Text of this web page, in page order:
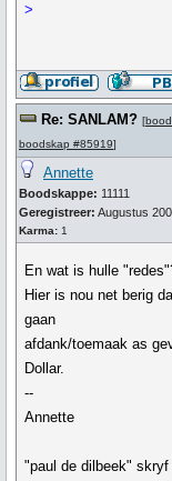
>
Re: SANLAM? [
boodskap #85919]
Annette
Boodskappe: 11111
Geregistreer: Augustus
Karma: 1
En wat is hulle
Hier is nou net berig
gaan
afdank/toemaak as
Dollar.
--
Annette
"paul de dilbeek"